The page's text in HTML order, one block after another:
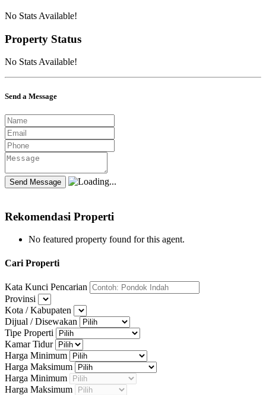
No Stats Available!
Property Status
No Stats Available!
Send a Message
Rekomendasi Properti
No featured property found for this agent.
Cari Properti
Kata Kunci Pencarian
Provinsi
Kota / Kabupaten
Dijual / Disewakan
Tipe Properti
Kamar Tidur
Harga Minimum
Harga Maksimum
Harga Minimum
Harga Maksimum